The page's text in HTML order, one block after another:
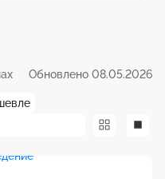
Обновлено 08.05.2026